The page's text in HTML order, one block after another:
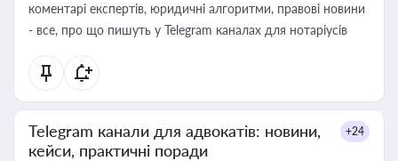
коментарі експертів, юридичні алгоритми, правові новини
- все, про що пишуть у Telegram каналах для нотаріусів
Telegram канали для адвокатів: новини,
кейси, практичні поради
+24